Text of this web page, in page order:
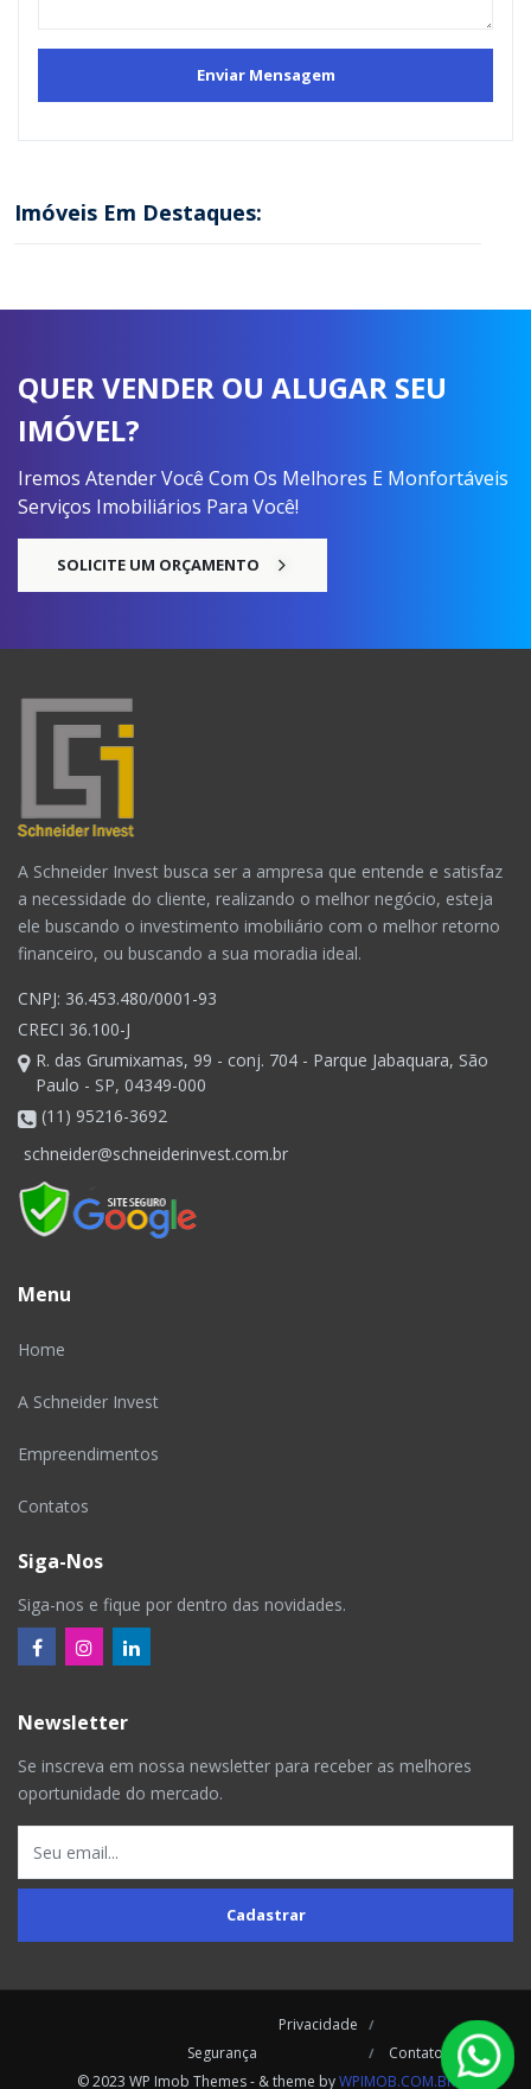
Imóveis Em Destaques:
QUER VENDER OU ALUGAR SEU
IMÓVEL?
Iremos Atender Você Com Os Melhores E Monfortáveis
Serviços Imobiliários Para Você!
SOLICITE UM ORÇAMENTO
A Schneider Invest busca ser a ampresa que entende e satisfaz
a necessidade do cliente, realizando o melhor negócio, esteja
ele buscando o investimento imobiliário com o melhor retorno
financeiro, ou buscando a sua moradia ideal.
CNPJ: 36.453.480/0001-93
CRECI 36.100-J
R. das Grumixamas, 99 - conj. 704 - Parque Jabaquara, São
Paulo - SP, 04349-000
(11) 95216-3692
schneider@schneiderinvest.com.br
Menu
Home
A Schneider Invest
Empreendimentos
Contatos
Siga-Nos
Siga-nos e fique por dentro das novidades.
Newsletter
Se inscreva em nossa newsletter para receber as melhores
oportunidade do mercado.
Cadastrar
© 2023 WP Imob Themes - & theme byWPIMOB.COM.BR
Privacidade
Segurança
Contatos